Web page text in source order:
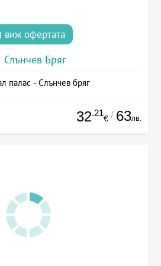
виж офертата
Слънчев Бряг
палас - Слънчев бряг
32.21
€ / 63лв.